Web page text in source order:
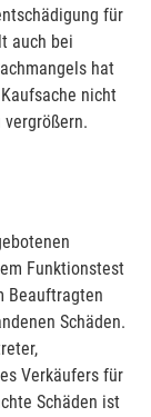
für
auch bei
hat
nicht
Funktionstest
Beauftragten
Schäden.
Verkäufers für
Schäden ist